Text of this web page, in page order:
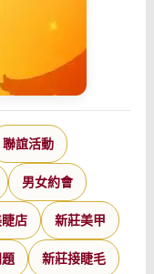
聯誼活動
男女約會
店 新莊美甲
新莊接睫毛